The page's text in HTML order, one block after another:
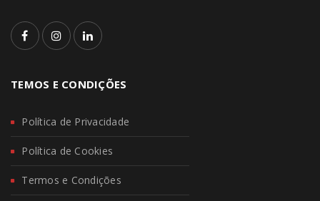
TEMOS E CONDIÇÕES
Política de Privacidade
Política de Cookies
Termos e Condições